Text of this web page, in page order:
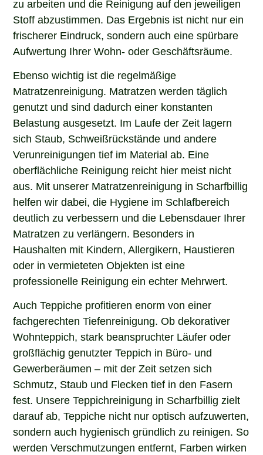
zu arbeiten und die Reinigung auf den jeweiligen
Stoff abzustimmen. Das Ergebnis ist nicht nur ein
frischerer Eindruck, sondern auch eine spürbare
Aufwertung Ihrer Wohn- oder Geschäftsräume.
Ebenso wichtig ist die regelmäßige
Matratzenreinigung. Matratzen werden täglich
genutzt und sind dadurch einer konstanten
Belastung ausgesetzt. Im Laufe der Zeit lagern
sich Staub, Schweißrückstände und andere
Verunreinigungen tief im Material ab. Eine
oberflächliche Reinigung reicht hier meist nicht
aus. Mit unserer Matratzenreinigung in Scharfbillig
helfen wir dabei, die Hygiene im Schlafbereich
deutlich zu verbessern und die Lebensdauer Ihrer
Matratzen zu verlängern. Besonders in
Haushalten mit Kindern, Allergikern, Haustieren
oder in vermieteten Objekten ist eine
professionelle Reinigung ein echter Mehrwert.
Auch Teppiche profitieren enorm von einer
fachgerechten Tiefenreinigung. Ob dekorativer
Wohnteppich, stark beanspruchter Läufer oder
großflächig genutzter Teppich in Büro- und
Gewerberäumen – mit der Zeit setzen sich
Schmutz, Staub und Flecken tief in den Fasern
fest. Unsere Teppichreinigung in Scharfbillig zielt
darauf ab, Teppiche nicht nur optisch aufzuwerten,
sondern auch hygienisch gründlich zu reinigen. So
werden Verschmutzungen entfernt, Farben wirken